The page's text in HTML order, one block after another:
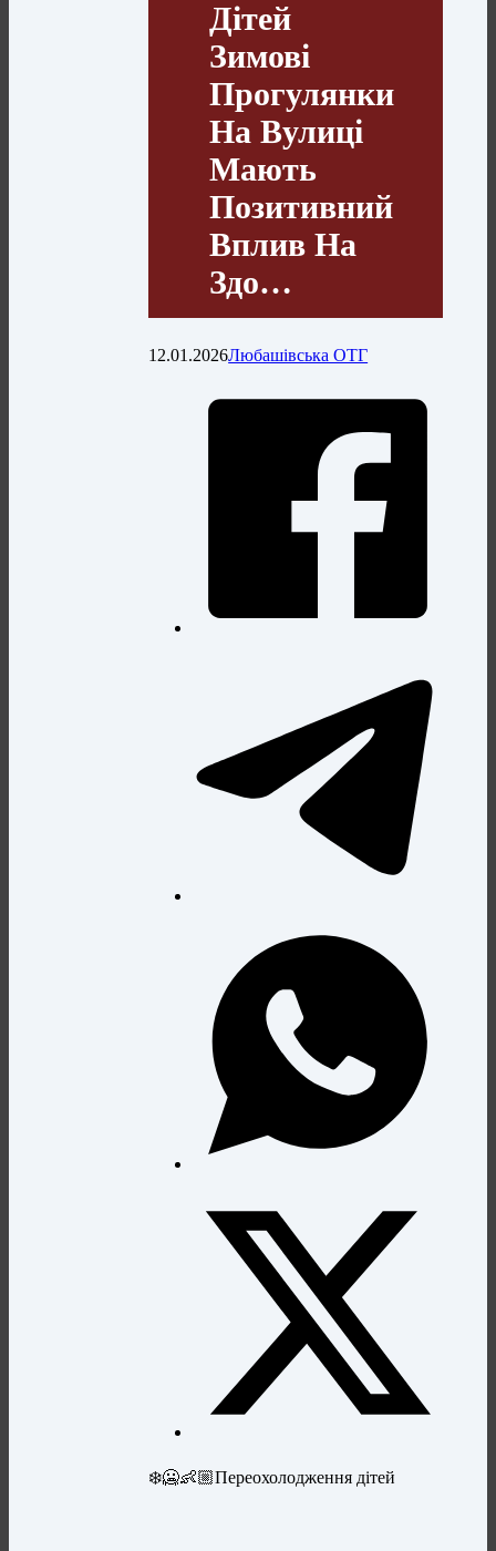
Дітей
Зимові
Прогулянки
На Вулиці
Мають
Позитивний
Вплив На
Здо…
12.01.2026Любашівська ОТГ
❄️🥶👶🏼Переохолодження дітей